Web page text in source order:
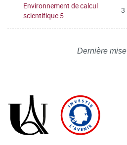
Environnement de calcul
scientifique 5
3
Dernière